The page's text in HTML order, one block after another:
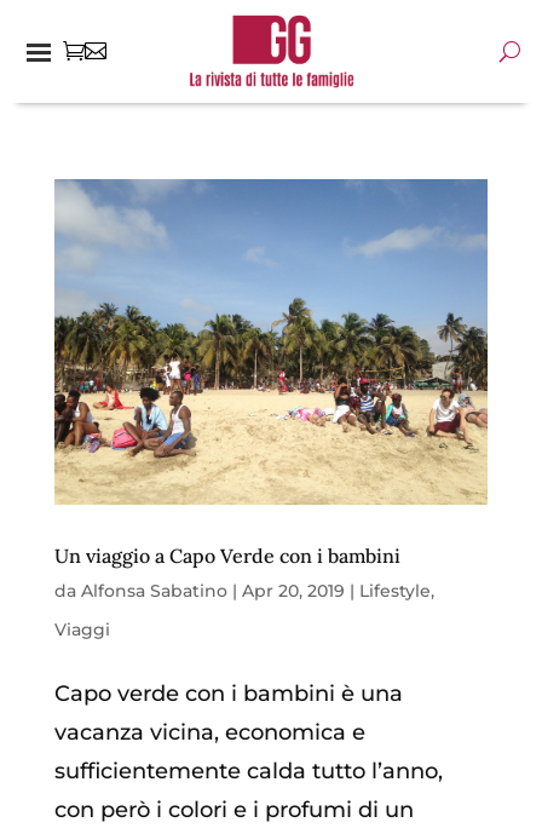
Un viaggio a Capo Verde con i bambini
da Alfonsa Sabatino| Apr 20, 2019 | Lifestyle,
Viaggi
Capo verde con i bambini è una
vacanza vicina, economica e
sufficientemente calda tutto l’anno,
con però i colori e i profumi di un